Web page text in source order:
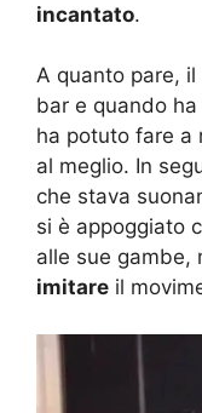
incantato.
A quanto pare,
bar e quando
ha potuto fare a
al meglio. In
che stava
si è appoggiato
alle sue gambe,
imitare il